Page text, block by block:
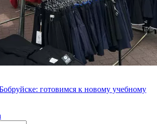
готовимся к новому учебному